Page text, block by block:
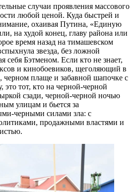
случаи проявления массового
любой ценой. Куда быстрей и
охаивая Путина, «Единую
на худой конец, главу района или
время назад на тимашевском
звезда, без ложной
себя Бэтменом. Если кто не знает,
и кинобоевиков, щеголяющий в
черном плаще и забавной шапочке с
тот, кто на черной-черной
сзади, черной-черной ночью
улицам и бьется за
черными силами зла: с
продажными властями и